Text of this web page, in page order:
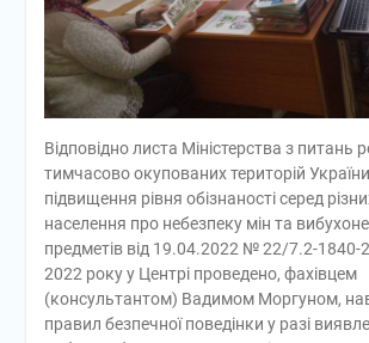
Відповідно листа Міністерства з питань
тимчасово окупованих територій
підвищення рівня обізнаності серед
населення про небезпеку мін та
предметів від 19.04.2022 № 22/7.2-1840-
2022 року у Центрі проведено, фахівцем
(консультантом) Вадимом Моргуном,
правил безпечної поведінки у разі